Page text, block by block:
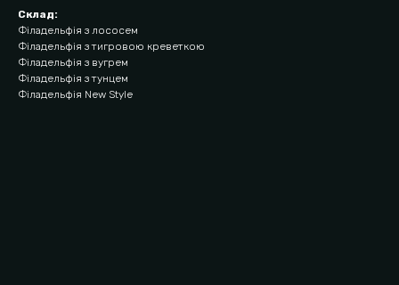
Склад:
Філадельфія з лососем
Філадельфія з тигровою креветкою
Філадельфія з вугрем
Філадельфія з тунцем
Філадельфія New Style